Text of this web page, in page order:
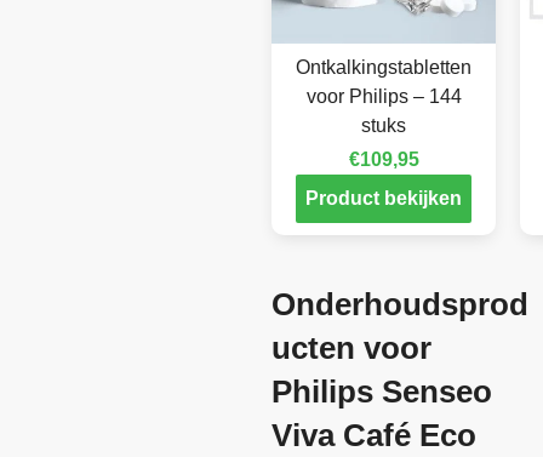
Ontkalkingstabletten
voor Philips – 144
stuks
€109,95
Product bekijken
Onderhoudsprod
ucten voor
Philips Senseo
Viva Café Eco